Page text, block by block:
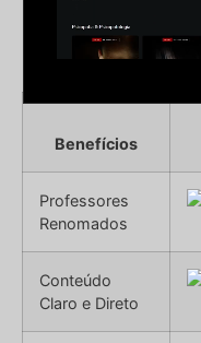
Benefícios
Professores
Renomados
Conteúdo
Claro e Direto